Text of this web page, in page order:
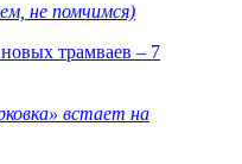
не помчимся)
трамваев – 7
встает на